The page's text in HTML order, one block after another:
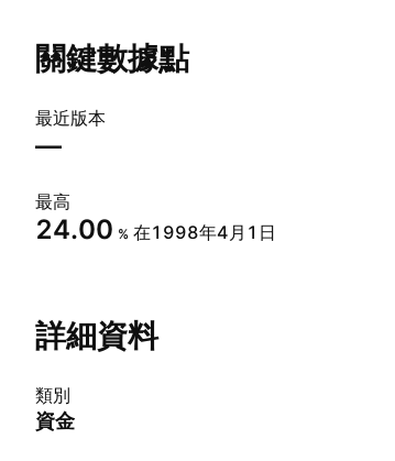
關鍵數據點
最近版本
—
最高
24.00 % 在1998年4月1日
詳細資料
類別
資金